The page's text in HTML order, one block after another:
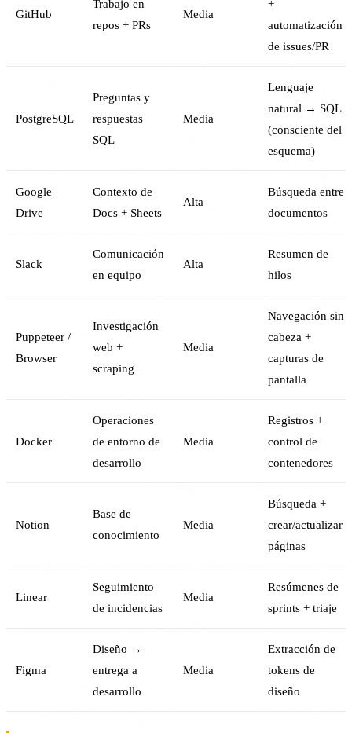
GitHub
Trabajo en
repos + PRs
Media
+
automatización
de issues/PR
PostgreSQL
Preguntas y
respuestas
SQL
Media
Lenguaje
natural → SQL
(consciente del
esquema)
Google
Drive
Contexto de
Docs + Sheets
Alta
Búsqueda entre
documentos
Slack
Comunicación
en equipo
Alta
Resumen de
hilos
Puppeteer /
Browser
Investigación
web +
scraping
Media
Navegación sin
cabeza +
capturas de
pantalla
Docker
Operaciones
de entorno de
desarrollo
Media
Registros +
control de
contenedores
Notion
Base de
conocimiento
Media
Búsqueda +
crear/actualizar
páginas
Linear
Seguimiento
de incidencias
Media
Resúmenes de
sprints + triaje
Figma
Diseño →
entrega a
desarrollo
Media
Extracción de
tokens de
diseño